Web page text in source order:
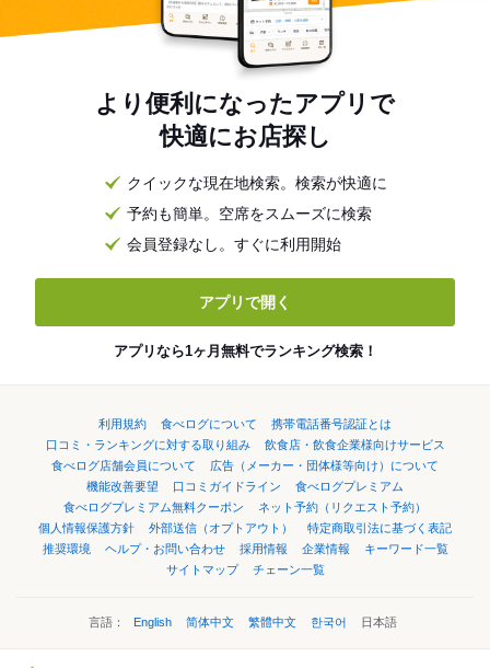
より便利になったアプリで
快適にお店探し
クイックな現在地検索。検索が快適に
予約も簡単。空席をスムーズに検索
会員登録なし。すぐに利用開始
アプリで開く
アプリなら1ヶ月無料でランキング検索！
利用規約 食べログについて
携帯電話番号認証とは
口コミ・ランキングに対する取り組み
飲食店・飲食企業様向けサービス
食べログ店舗会員について
広告（メーカー・団体様等向け）について
機能改善要望
口コミガイドライン
食べログプレミアム
食べログプレミアム無料クーポン
ネット予約（リクエスト予約）
個人情報保護方針
外部送信（オプトアウト）
特定商取引法に基づく表記
推奨環境
ヘルプ・お問い合わせ 採用情報 企業情報
キーワード一覧
サイトマップ
チェーン一覧
言語： English 简体中文 繁體中文 한국어 日本語